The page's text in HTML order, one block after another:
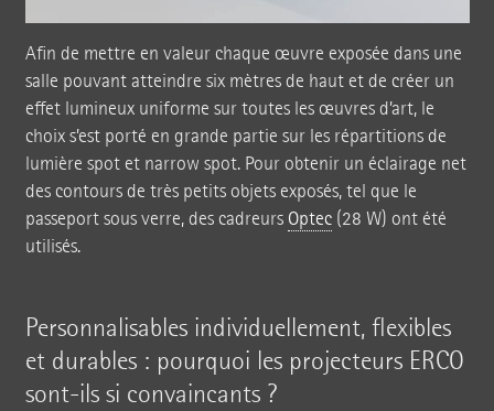
Afin de mettre en valeur chaque œuvre exposée dans une
salle pouvant atteindre six mètres de haut et de créer un
effet lumineux uniforme sur toutes les œuvres d’art, le
choix s’est porté en grande partie sur les répartitions de
lumière spot et narrow spot. Pour obtenir un éclairage net
des contours de très petits objets exposés, tel que le
passeport sous verre, des cadreurs Optec(28 W) ont été
utilisés.
Personnalisables individuellement, flexibles
et durables : pourquoi les projecteurs ERCO
sont-ils si convaincants ?